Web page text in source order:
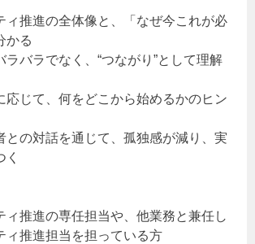
ィ推進の全体像と、「なぜ今これが必
かる
ラバラでなく、“つながり”として理解
応じて、何をどこから始めるかのヒン
との対話を通じて、孤独感が減り、実
く
ィ推進の専任担当や、他業務と兼任し
ィ推進担当を担っている方